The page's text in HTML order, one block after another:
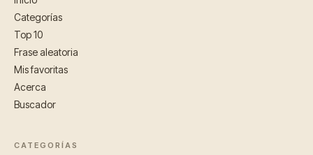
Categorías
Top 10
Frase aleatoria
Mis favoritas
Acerca
Buscador
CATEGORÍAS